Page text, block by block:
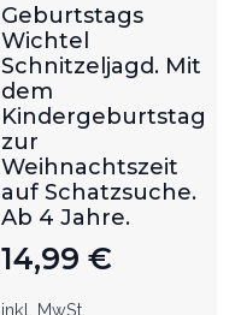
Geburtstags
Wichtel
Schnitzeljagd. Mit
dem
Kindergeburtstag
zur
Weihnachtszeit
auf Schatzsuche.
Ab 4 Jahre.
14,99 €
inkl. MwSt.